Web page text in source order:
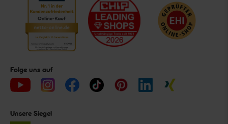
Folge uns auf
Unsere Siegel